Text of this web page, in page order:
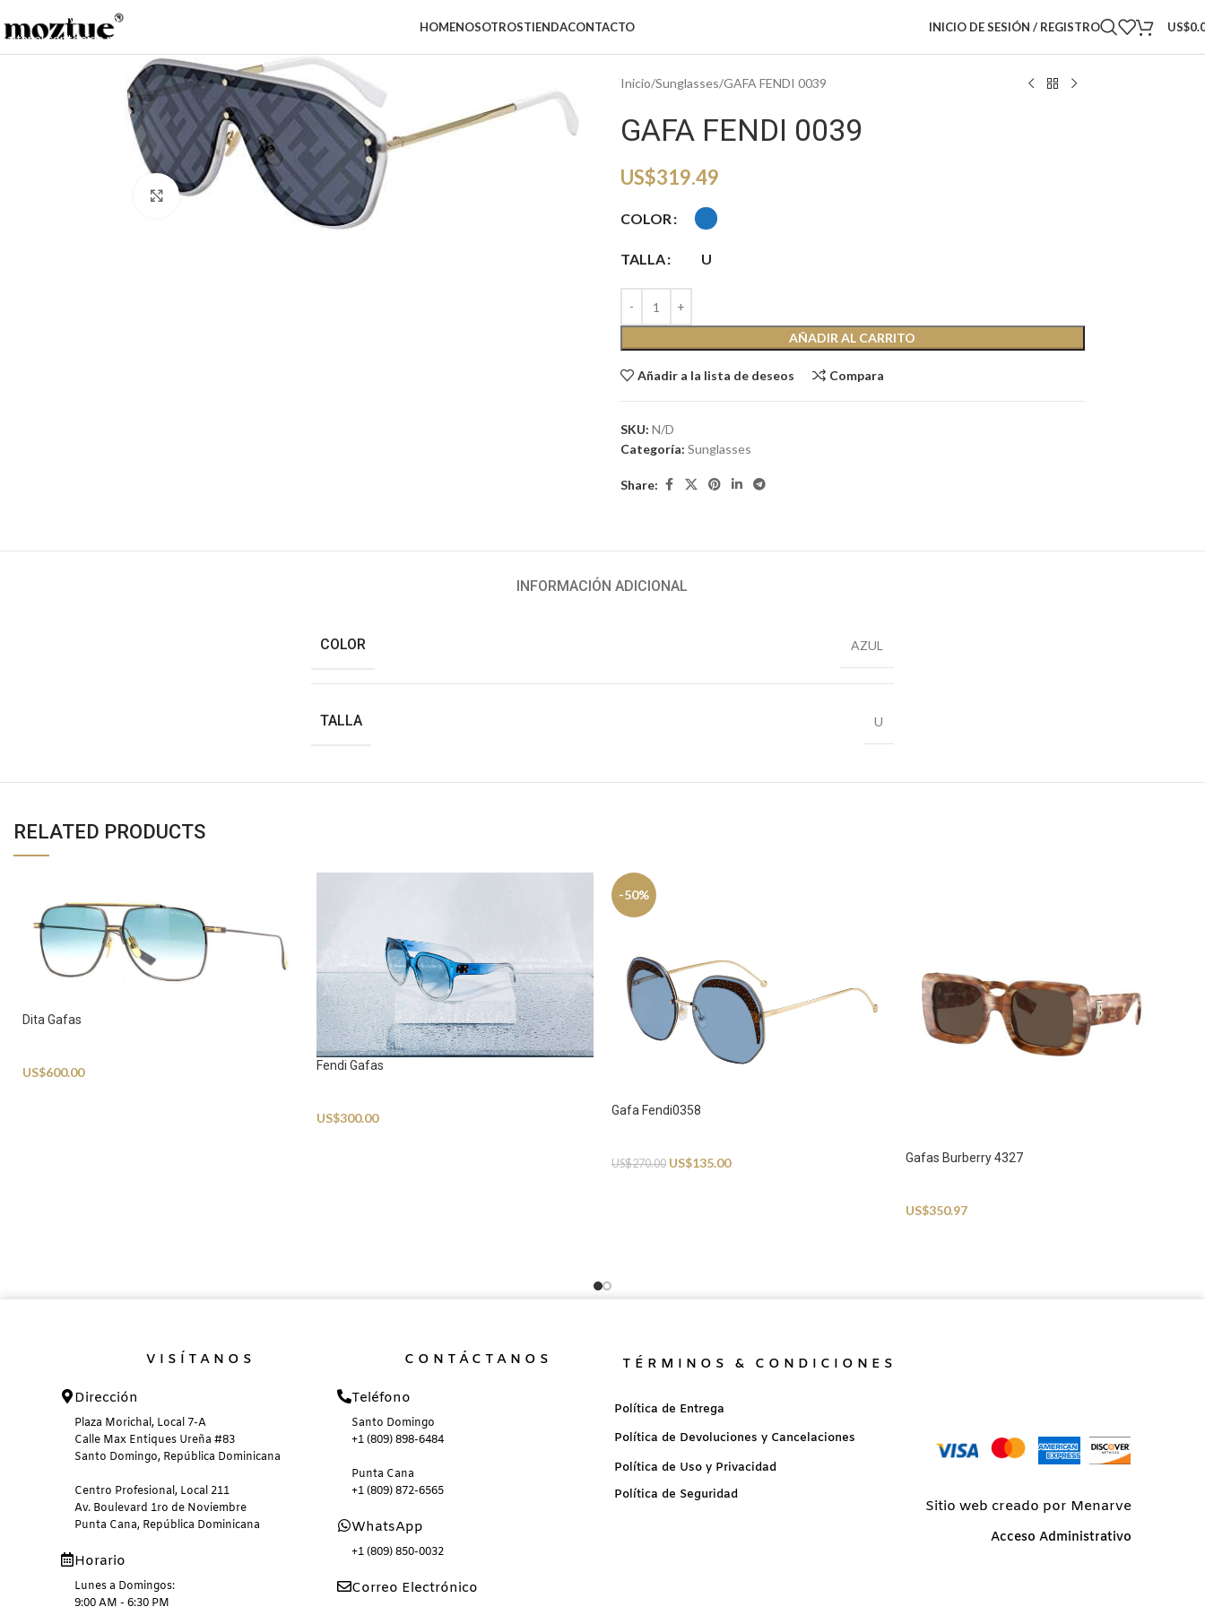
Saltar a la navegación
Saltar al contenido principal
HOMENOSOTROSTIENDACONTACTO INICIO DE SESIÓN / REGISTRO US$
Haga clic para ampliar
Inicio Sunglasses GAFA FENDI 0039
GAFA FENDI 0039
US$319.49
COLOR
TALLA U
AÑADIR AL CARRITO
Añadir a la lista de deseos Compara
SKU: N/D
Categoría: Sunglasses
Share:
INFORMACIÓN ADICIONAL
COLOR AZUL
TALLA U
RELATED PRODUCTS
Dita Gafas
US$600.00 Fendi Gafas
US$300.00
-50%
Gafa Fendi0358
US$270.00 US$135.00 Gafas Burberry 4327
US$350.97
VISÍTANOS
Dirección
Plaza Morichal, Local 7-A
Calle Max Entiques Ureña #83
Santo Domingo, República Dominicana
Centro Profesional, Local 211
Av. Boulevard 1ro de Noviembre
Punta Cana, República Dominicana
Horario
Lunes a Domingos:
9:00 AM - 6:30 PM
CONTÁCTANOS
Teléfono
Santo Domingo
+1 (809) 898-6484
Punta Cana
+1 (809) 872-6565
WhatsApp
+1 (809) 850-0032
Correo Electrónico
TÉRMINOS & CONDICIONES
Política de Entrega
Política de Devoluciones y Cancelaciones
Política de Uso y Privacidad
Política de Seguridad
Sitio web creado por Menarve
Acceso Administrativo